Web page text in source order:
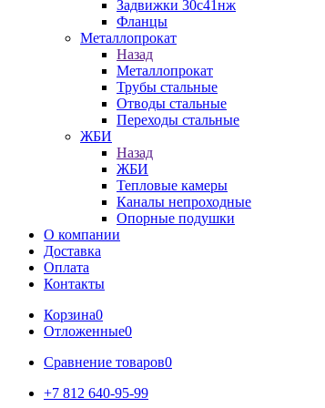
Задвижки 30с41нж
Фланцы
Металлопрокат
Назад
Металлопрокат
Трубы стальные
Отводы стальные
Переходы стальные
ЖБИ
Назад
ЖБИ
Тепловые камеры
Каналы непроходные
Опорные подушки
О компании
Доставка
Оплата
Контакты
Корзина0
Отложенные0
Сравнение товаров0
+7 812 640-95-99